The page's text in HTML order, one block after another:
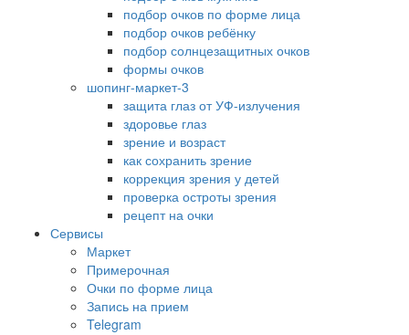
подбор очков по форме лица
подбор очков ребёнку
подбор солнцезащитных очков
формы очков
шопинг-маркет-3
защита глаз от УФ-излучения
здоровье глаз
зрение и возраст
как сохранить зрение
коррекция зрения у детей
проверка остроты зрения
рецепт на очки
Сервисы
Маркет
Примерочная
Очки по форме лица
Запись на прием
Telegram